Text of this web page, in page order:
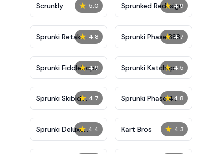
★ 5.0
Scrunkly ★ 4.9
Sprunked Redesign
★ 4.8
Sprunki Retake
Deluxe
★ 4.7
Sprunki Phase 888
★ 4.9
Sprunki Fiddlebops ★ 4.5
Sprunki Katchup
★ 4.7
Sprunki Skibidi
Toilet
★ 4.8
Sprunki Phase 4
Definitive
★ 4.4
Sprunki Deluxe
Retake
★ 4.3
Kart Bros